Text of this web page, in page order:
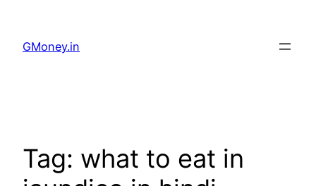
GMoney.in
Tag: what to eat in